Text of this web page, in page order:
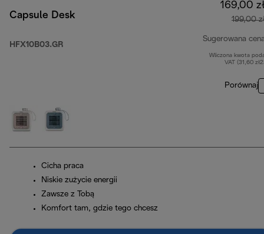
Capsule Desk
HFX10B03.GR
169,00
199,00
Sugerowana
Wliczona kwota
VAT (31,60
Porównaj
Cicha praca
Niskie zużycie energii
Zawsze z Tobą
Komfort tam, gdzie tego chcesz